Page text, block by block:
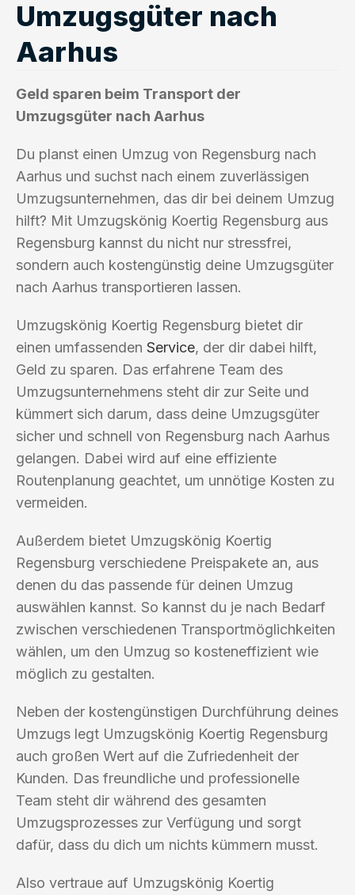
Umzugsgüter nach
Aarhus
Geld sparen beim Transport der
Umzugsgüter nach Aarhus
Du planst einen Umzug von Regensburg nach
Aarhus und suchst nach einem zuverlässigen
Umzugsunternehmen, das dir bei deinem Umzug
hilft? Mit Umzugskönig Koertig Regensburg aus
Regensburg kannst du nicht nur stressfrei,
sondern auch kostengünstig deine Umzugsgüter
nach Aarhus transportieren lassen.
Umzugskönig Koertig Regensburg bietet dir
einen umfassenden Service, der dir dabei hilft,
Geld zu sparen. Das erfahrene Team des
Umzugsunternehmens steht dir zur Seite und
kümmert sich darum, dass deine Umzugsgüter
sicher und schnell von Regensburg nach Aarhus
gelangen. Dabei wird auf eine effiziente
Routenplanung geachtet, um unnötige Kosten zu
vermeiden.
Außerdem bietet Umzugskönig Koertig
Regensburg verschiedene Preispakete an, aus
denen du das passende für deinen Umzug
auswählen kannst. So kannst du je nach Bedarf
zwischen verschiedenen Transportmöglichkeiten
wählen, um den Umzug so kosteneffizient wie
möglich zu gestalten.
Neben der kostengünstigen Durchführung deines
Umzugs legt Umzugskönig Koertig Regensburg
auch großen Wert auf die Zufriedenheit der
Kunden. Das freundliche und professionelle
Team steht dir während des gesamten
Umzugsprozesses zur Verfügung und sorgt
dafür, dass du dich um nichts kümmern musst.
Also vertraue auf Umzugskönig Koertig